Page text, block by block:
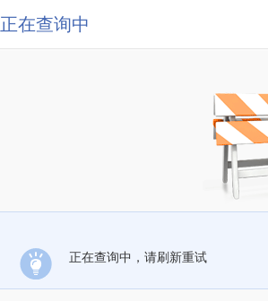
正在查询中
正在查询中，请刷新重试